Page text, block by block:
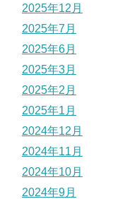
2025年12月
2025年7月
2025年6月
2025年3月
2025年2月
2025年1月
2024年12月
2024年11月
2024年10月
2024年9月